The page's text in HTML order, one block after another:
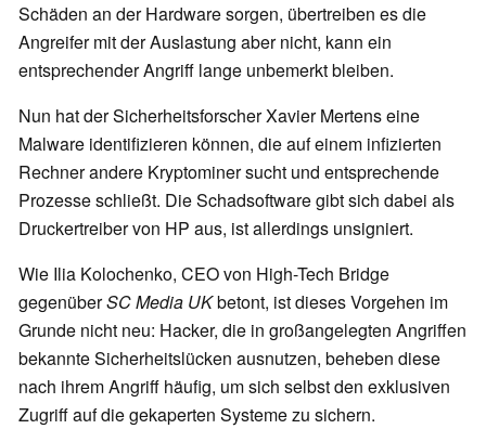
Schäden an der Hardware sorgen, übertreiben es die
Angreifer mit der Auslastung aber nicht, kann ein
entsprechender Angriff lange unbemerkt bleiben.
Nun hat der Sicherheitsforscher Xavier Mertens eine
Malware identifizieren können, die auf einem infizierten
Rechner andere Kryptominer sucht und entsprechende
Prozesse schließt. Die Schadsoftware gibt sich dabei als
Druckertreiber von HP aus, ist allerdings unsigniert.
Wie Ilia Kolochenko, CEO von High-Tech Bridge
gegenüberSC Media UKbetont, ist dieses Vorgehen im
Grunde nicht neu: Hacker, die in großangelegten Angriffen
bekannte Sicherheitslücken ausnutzen, beheben diese
nach ihrem Angriff häufig, um sich selbst den exklusiven
Zugriff auf die gekaperten Systeme zu sichern.